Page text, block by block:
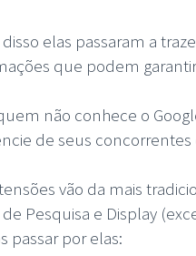
elas passaram a
que podem
não conhece o
de seus
vão da mais
de Pesquisa e Display
passar por elas: